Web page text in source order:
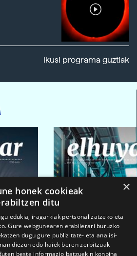
Ikusi programa guztiak
×
honek cookieak
ditu
edukia, iragarkiak pertsonalizatzeko eta
Gure webgunearen erabilerari buruzko
dugu gure publizitate- eta analisi-
diezun edo haiek beren zerbitzuak
beste informazio batzuekin konbina